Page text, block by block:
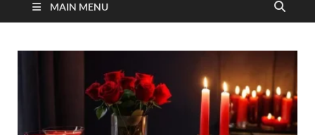
MAIN MENU